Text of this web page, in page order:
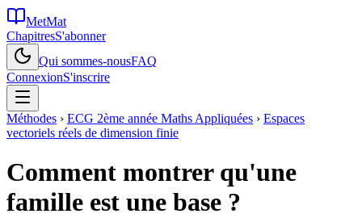
MetMat
ChapitresS'abonner
Qui sommes-nousFAQ
ConnexionS'inscrire
Méthodes › ECG 2ème année Maths Appliquées › Espaces
vectoriels réels de dimension finie
Comment montrer qu'une
famille est une base ?